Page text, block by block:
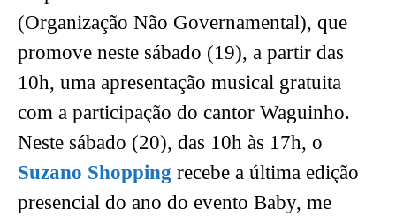
(Organização Não Governamental), que
promove neste sábado (19), a partir das
10h, uma apresentação musical gratuita
com a participação do cantor Waguinho.
Neste sábado (20), das 10h às 17h, o
Suzano Shopping recebe a última edição
presencial do ano do evento Baby, me